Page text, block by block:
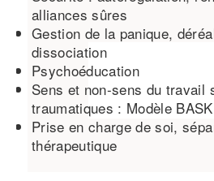
alliances sûres
Gestion de la panique,
dissociation
Psychoéducation
Sens et non-sens du travail
traumatiques : Modèle
Prise en charge de soi,
thérapeutique